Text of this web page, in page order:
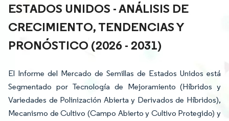
ESTADOS UNIDOS - ANÁLISIS DE
CRECIMIENTO, TENDENCIAS Y
PRONÓSTICO (2026 - 2031)
El Informe del Mercado de Semillas de Estados Unidos está
Segmentado por Tecnología de Mejoramiento (Híbridos y
Variedades de Polinización Abierta y Derivados de Híbridos),
Mecanismo de Cultivo (Campo Abierto y Cultivo Protegido) y